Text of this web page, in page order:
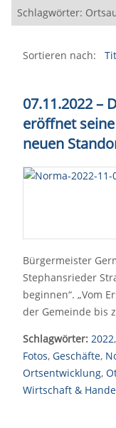
Schlagwörter:
Sortieren nach:
07.11.2022 –
eröffnet
neuen
Bürgermeister
Stephansrieder
beginnen“. „Vom
der Gemeinde bis
Schlagwörter: 2022,
Fotos, Geschäfte,
Ortsentwicklung,
Wirtschaft &